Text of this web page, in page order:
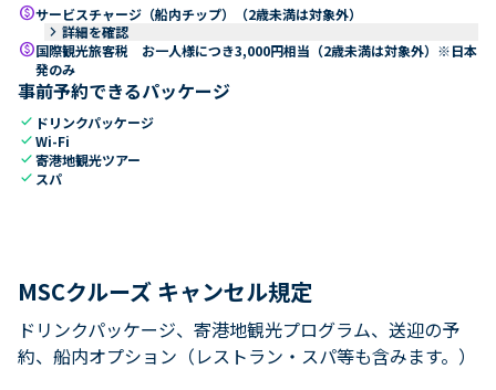
paidサービスチャージ（船内チップ）（2歳未満は対象外）
keyboard_arrow_right 詳細を確認
paid国際観光旅客税 お一人様につき3,000円相当（2歳未満は対象外）※日本
発のみ
事前予約できるパッケージ
check ドリンクパッケージ
checkWi-Fi
check寄港地観光ツアー
check スパ
MSCクルーズ キャンセル規定
ドリンクパッケージ、寄港地観光プログラム、送迎の予
約、船内オプション（レストラン・スパ等も含みます。）